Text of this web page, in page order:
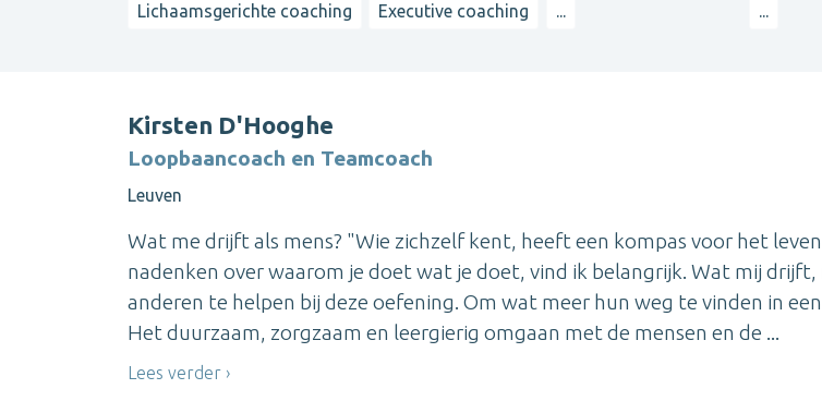
Lichaamsgerichte coaching Executive coaching ... ...
Kirsten D'Hooghe
Loopbaancoach en Teamcoach
Leuven
Wat me drijft als mens? "Wie zichzelf kent, heeft een kompas voor het
nadenken over waarom je doet wat je doet, vind ik belangrijk. Wat mij drijft,
anderen te helpen bij deze oefening. Om wat meer hun weg te vinden in
Het duurzaam, zorgzaam en leergierig omgaan met de mensen en de ...
Lees verder